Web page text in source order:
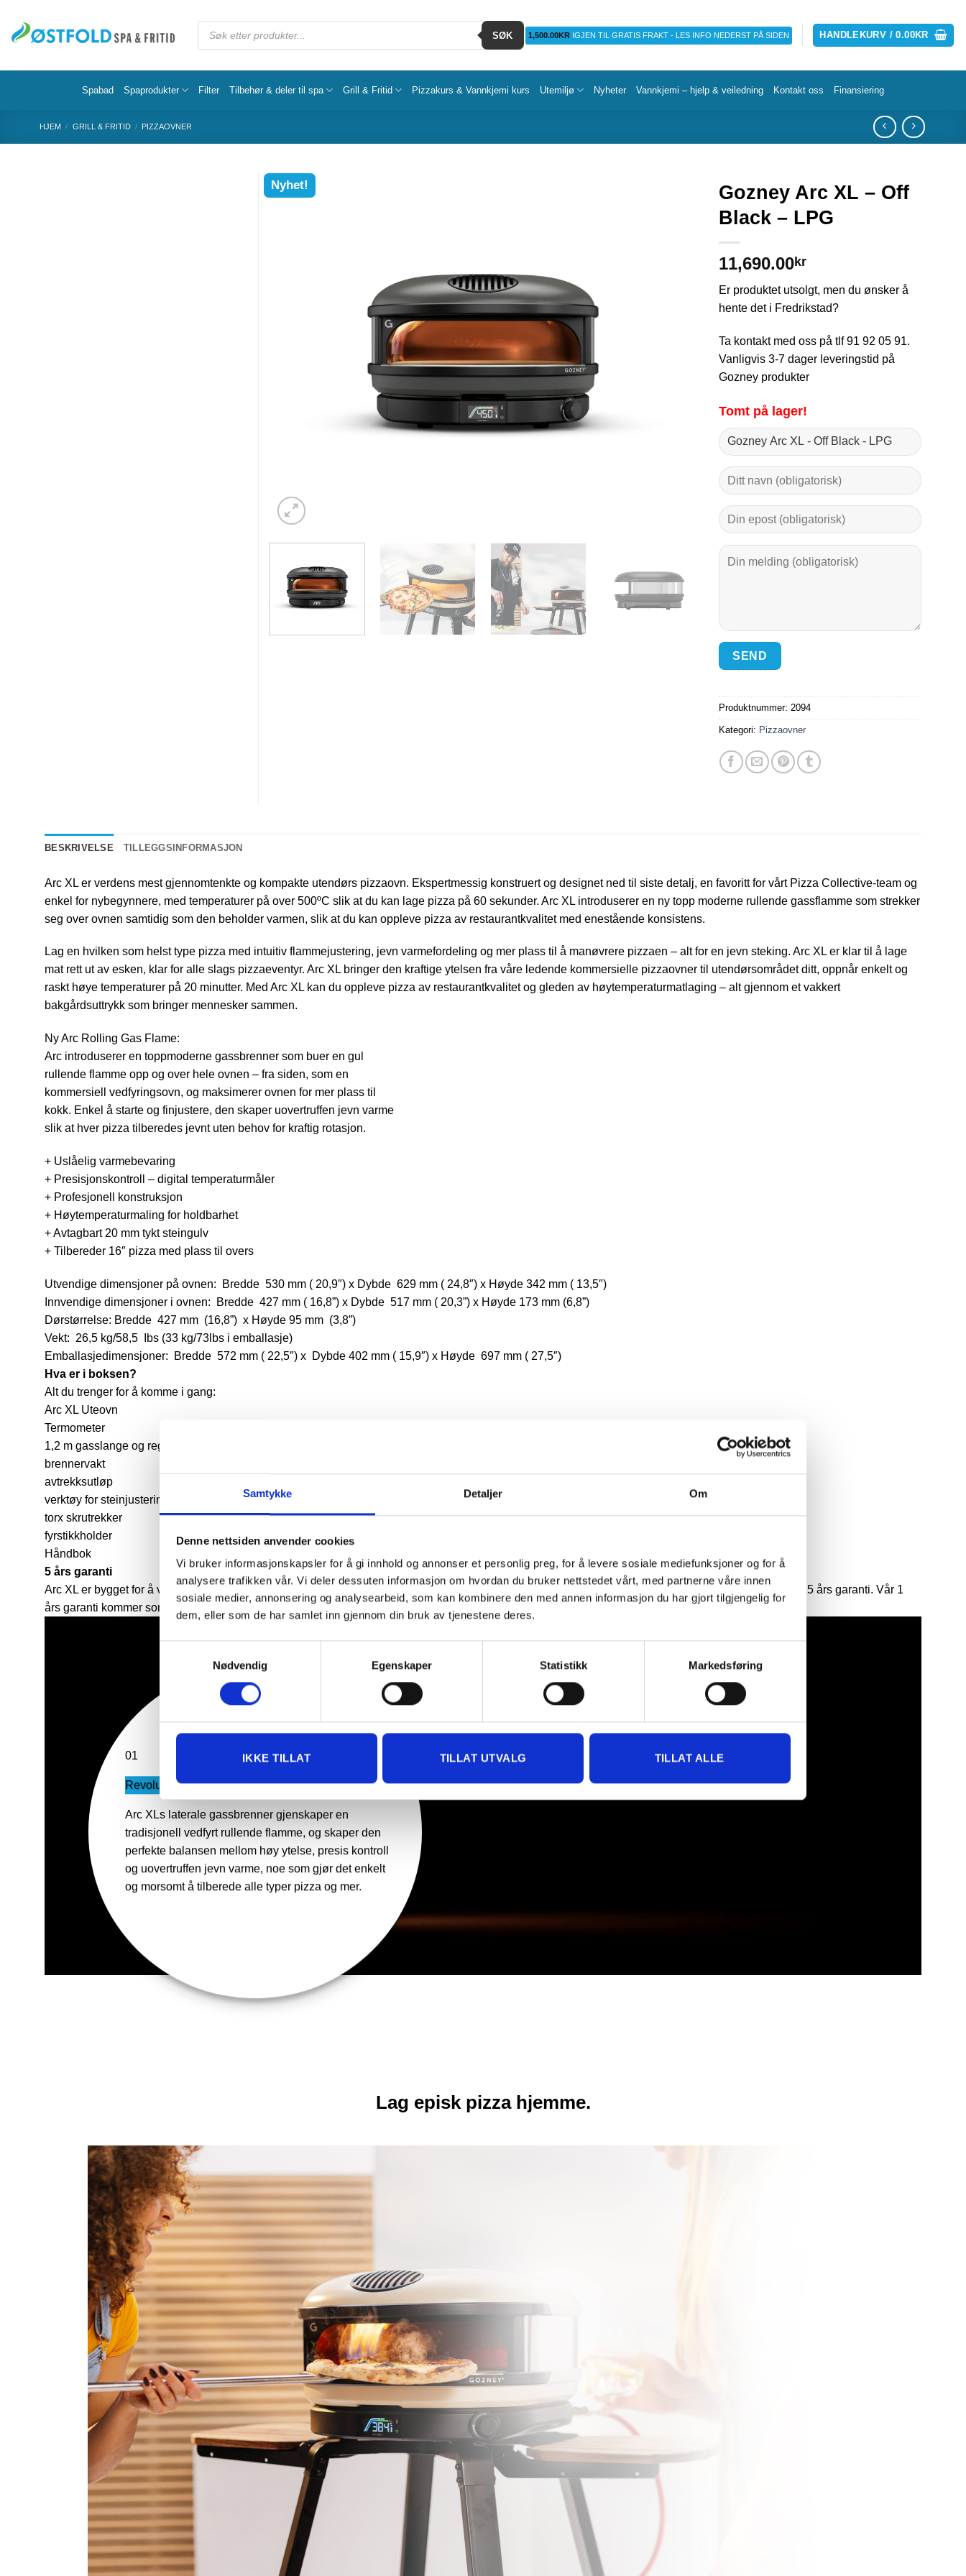
Samtykke Detaljer Om
Denne nettsiden anvender cookies
Vi bruker informasjonskapsler for å gi innhold og annonser et personlig preg, for å levere sosiale mediefunksjoner og for å
analysere trafikken vår. Vi deler dessuten informasjon om hvordan du bruker nettstedet vårt, med partnerne våre innen
sosiale medier, annonsering og analysearbeid, som kan kombinere den med annen informasjon du har gjort tilgjengelig for
dem, eller som de har samlet inn gjennom din bruk av tjenestene deres.
Nødvendig
Egenskaper Statistikk Markedsføring
IKKE TILLAT TILLAT UTVALG TILLAT ALLE
SØK 1,500.00KRIGJEN TIL GRATIS FRAKT - LES INFO NEDERST PÅ SIDEN HANDLEKURV /0.00KR
Spabad Spaprodukter Filter Tilbehør & deler til spa Grill & Fritid Pizzakurs & Vannkjemi kurs Utemiljø Nyheter Vannkjemi – hjelp & veiledning Kontakt oss Finansiering
HJEM / GRILL & FRITID / PIZZAOVNER
Nyhet!
Gozney Arc XL – Off
Black – LPG
11,690.00kr
Er produktet utsolgt, men du ønsker å
hente det i Fredrikstad?
Ta kontakt med oss på tlf 91 92 05 91.
Vanligvis 3-7 dager leveringstid på
Gozney produkter
Tomt på lager!
Produktnummer: 2094
Kategori: Pizzaovner
BESKRIVELSE TILLEGGSINFORMASJON
Arc XL er verdens mest gjennomtenkte og kompakte utendørs pizzaovn. Ekspertmessig konstruert og designet ned til siste detalj, en favoritt for vårt Pizza Collective-team og
enkel for nybegynnere, med temperaturer på over 500ºC slik at du kan lage pizza på 60 sekunder. Arc XL introduserer en ny topp moderne rullende gassflamme som strekker
seg over ovnen samtidig som den beholder varmen, slik at du kan oppleve pizza av restaurantkvalitet med enestående konsistens.
Lag en hvilken som helst type pizza med intuitiv flammejustering, jevn varmefordeling og mer plass til å manøvrere pizzaen – alt for en jevn steking. Arc XL er klar til å lage
mat rett ut av esken, klar for alle slags pizzaeventyr. Arc XL bringer den kraftige ytelsen fra våre ledende kommersielle pizzaovner til utendørsområdet ditt, oppnår enkelt og
raskt høye temperaturer på 20 minutter. Med Arc XL kan du oppleve pizza av restaurantkvalitet og gleden av høytemperaturmatlaging – alt gjennom et vakkert
bakgårdsuttrykk som bringer mennesker sammen.
Ny Arc Rolling Gas Flame:
Arc introduserer en toppmoderne gassbrenner som buer en gul
rullende flamme opp og over hele ovnen – fra siden, som en
kommersiell vedfyringsovn, og maksimerer ovnen for mer plass til
kokk. Enkel å starte og finjustere, den skaper uovertruffen jevn varme
slik at hver pizza tilberedes jevnt uten behov for kraftig rotasjon.
+ Uslåelig varmebevaring
+ Presisjonskontroll – digital temperaturmåler
+ Profesjonell konstruksjon
+ Høytemperaturmaling for holdbarhet
+ Avtagbart 20 mm tykt steingulv
+ Tilbereder 16″ pizza med plass til overs
Utvendige dimensjoner på ovnen: Bredde 530 mm ( 20,9″) x Dybde 629 mm ( 24,8″) x Høyde 342 mm ( 13,5″)
Innvendige dimensjoner i ovnen: Bredde 427 mm ( 16,8”) x Dybde 517 mm ( 20,3”) x Høyde 173 mm (6,8”)
Dørstørrelse: Bredde 427 mm (16,8”) x Høyde 95 mm (3,8”)
Vekt: 26,5 kg/58,5 Ibs (33 kg/73lbs i emballasje)
Emballasjedimensjoner: Bredde 572 mm ( 22,5″) x Dybde 402 mm ( 15,9″) x Høyde 697 mm ( 27,5″)
Hva er i boksen?
Alt du trenger for å komme i gang:
Arc XL Uteovn
Termometer
1,2 m gasslange og regulator
brennervakt
avtrekksutløp
verktøy for steinjustering
torx skrutrekker
fyrstikkholder
Håndbok
5 års garanti
Arc XL er bygget for å vare ved hjelp av materialer av profesjonell kvalitet. Registrer produktet ditt innen 60 dager etter kjøpet og dra nytte av en utvidet 5 års garanti. Vår 1
års garanti kommer som standard.
02
Elegant utside, stor kokeplass inne
Arc XLs design og brennerplassering maksimerer
matlagingsplassen på det avtakbare steingulvet, noe
som gjør det enkelt å lage og snu pizza med plass til
overs – enten du er en profesjonell kokk eller
nybegynner.
Lag episk pizza hjemme.